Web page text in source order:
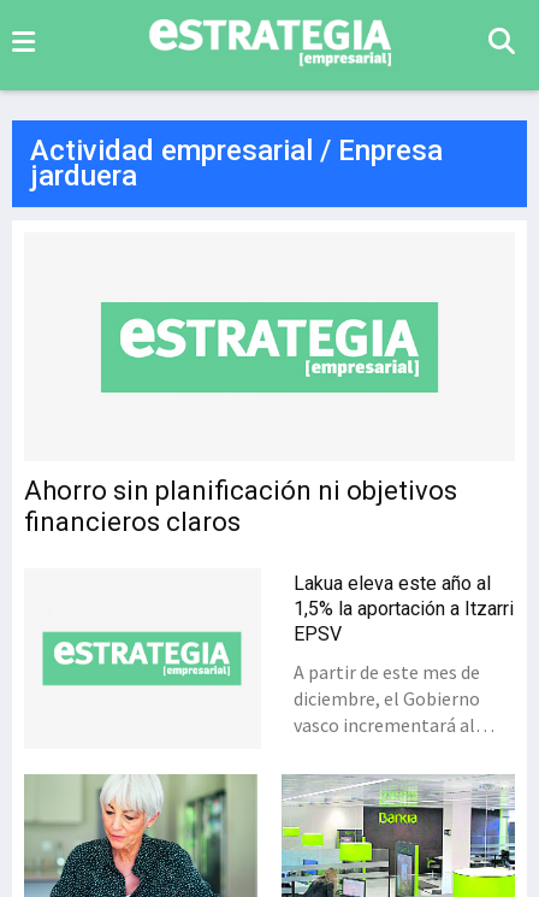
Actividad empresarial / Enpresa
jarduera
Ahorro sin planificación ni objetivos
financieros claros
Lakua eleva este año al
1,5% la aportación a Itzarri
EPSV
A partir de este mes de
diciembre, el Gobierno
vasco incrementará al
entidad de previsión social
Itzarri EPSV de las casi
90.000 personas que
trabajan en el sector
público vasco. El impacto